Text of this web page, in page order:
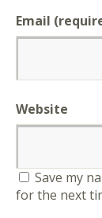
Email
Website
Save my
for the next